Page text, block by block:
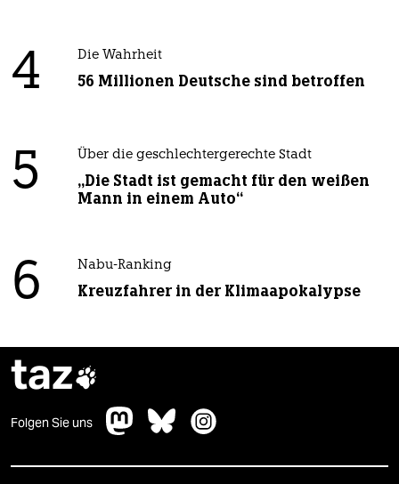
4 Die Wahrheit
56 Millionen Deutsche sind betroffen
5 Über die geschlechtergerechte Stadt
„Die Stadt ist gemacht für den weißen
Mann in einem Auto“
6 Nabu-Ranking
Kreuzfahrer in der Klimaapokalypse
taz
Folgen Sie uns